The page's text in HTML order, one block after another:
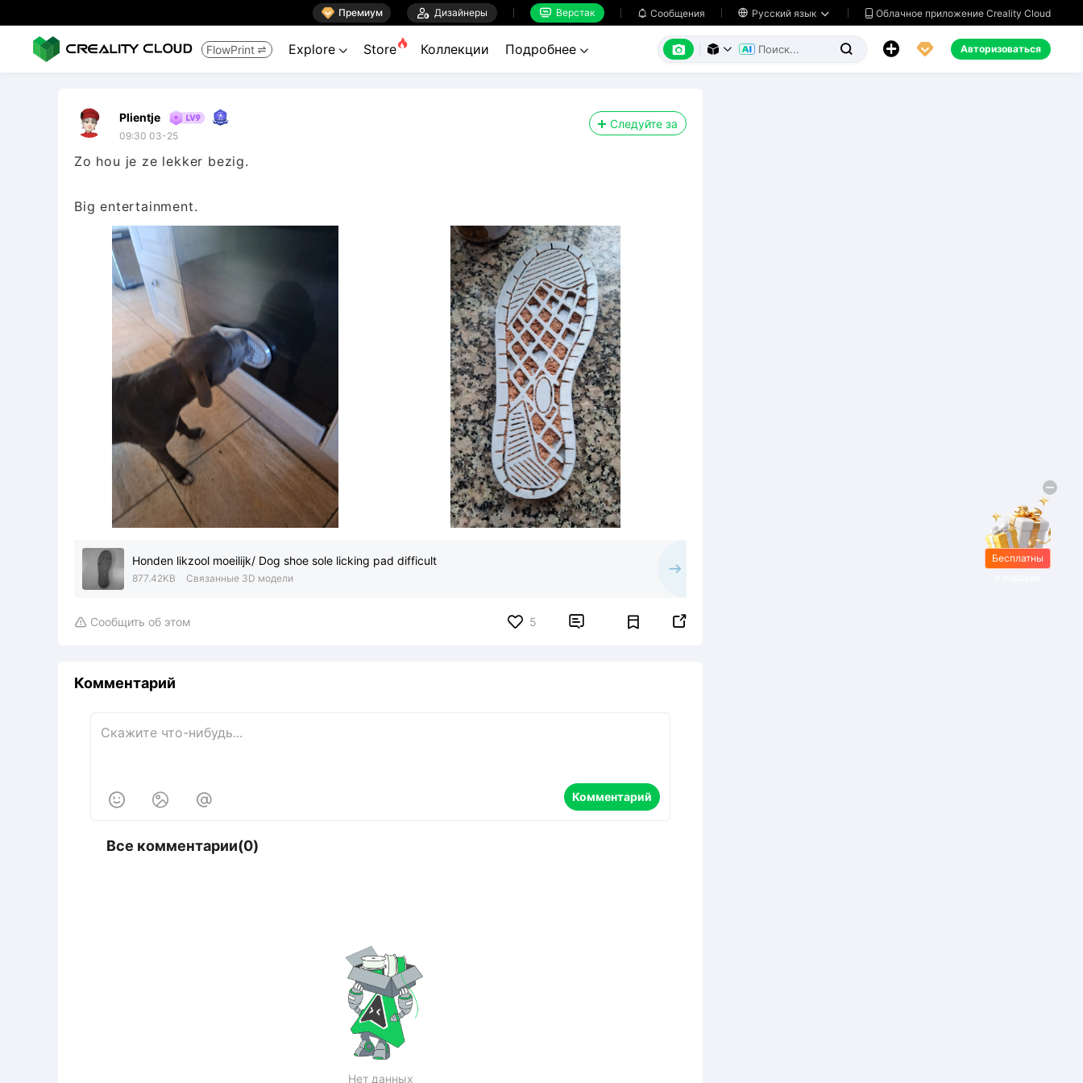
 Премиум  Дизайнеры  Верстак  Сообщения  Русский язык   Облачное приложение Creality Cloud
FlowPrint  Explore  Store Коллекции Подробнее        Авторизоваться
Plientje
09:30 03-25
Следуйте за
Zo hou je ze lekker bezig.
Big entertainment.
Honden likzool moeilijk/ Dog shoe sole licking pad difficult
877.42KB Связанные 3D модели
 Сообщить об этом 5  
Комментарий
   Комментарий
Все комментарии(0)
Нет данных
Бесплатны